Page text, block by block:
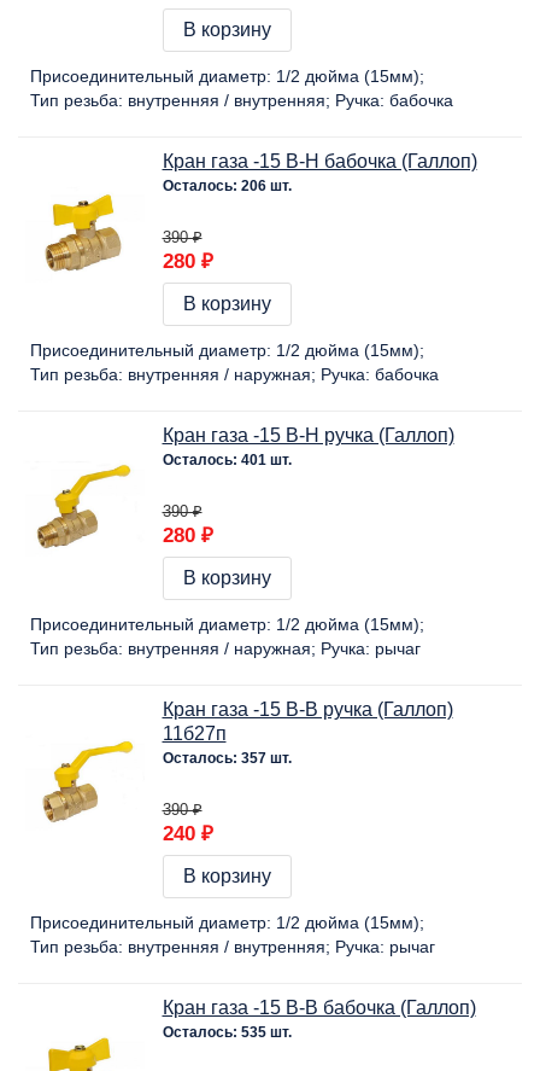
В корзину
Присоединительный диаметр: 1/2 дюйма (15мм)
Тип резьба: внутренняя / внутренняя Ручка: бабочка
Кран газа -15 В-Н бабочка (Галлоп)
Осталось: 206 шт.
390 ₽
280 ₽
В корзину
Присоединительный диаметр: 1/2 дюйма (15мм)
Тип резьба: внутренняя / наружная Ручка: бабочка
Кран газа -15 В-Н ручка (Галлоп)
Осталось: 401 шт.
390 ₽
280 ₽
В корзину
Присоединительный диаметр: 1/2 дюйма (15мм)
Тип резьба: внутренняя / наружная Ручка: рычаг
Кран газа -15 В-В ручка (Галлоп)
11б27п
Осталось: 357 шт.
390 ₽
240 ₽
В корзину
Присоединительный диаметр: 1/2 дюйма (15мм)
Тип резьба: внутренняя / внутренняя Ручка: рычаг
Кран газа -15 В-В бабочка (Галлоп)
Осталось: 535 шт.